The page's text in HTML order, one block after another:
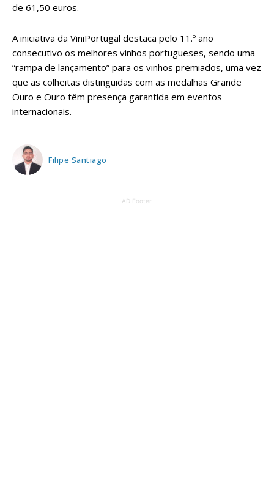
de 61,50 euros.
A iniciativa da ViniPortugal destaca pelo 11.º ano
consecutivo os melhores vinhos portugueses, sendo uma
“rampa de lançamento” para os vinhos premiados, uma vez
que as colheitas distinguidas com as medalhas Grande
Ouro e Ouro têm presença garantida em eventos
internacionais.
Filipe Santiago
AD Footer